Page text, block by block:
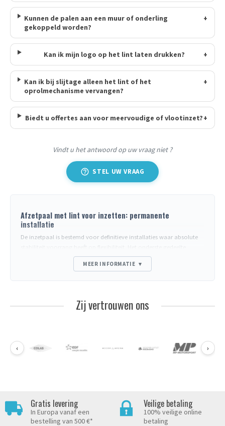
Kunnen de palen aan een muur of onderling
gekoppeld worden?
+
Kan ik mijn logo op het lint laten drukken? +
Kan ik bij slijtage alleen het lint of het
oprolmechanisme vervangen?
+
Biedt u offertes aan voor meervoudige of vlootinzet?+
Vindt u het antwoord op uw vraag niet ?
help_outline STEL UW VRAAG
Afzetpaal met lint voor inzetten: permanente
installatie
De inzetpaal is bestemd voor definitieve installaties waar absolute
(inzetstang) wordt ingegoten in beton of in een metalen huls,
waardoor elk kantrisico wordt weggenomen en een mechanische
Inzetmethoden
Demonteerbare huls
: een metalen cilinder wordt in de grond
Wanneer kiezen voor een inzetpaal
Openbare of particuliere parkeerplaatsen (definitieve gangen).
MEER INFORMATIE ▾
Zij vertrouwen ons
‹ ›
Gratis levering
In Europa vanaf een
bestelling van 500 €*
Veilige betaling
100% veilige online
betaling